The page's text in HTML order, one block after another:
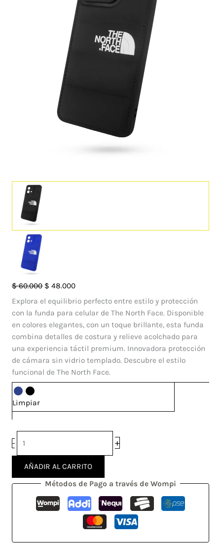
$60.000 El
precio
original
era:
$ 60.000.
$ 48.000El
precio
actual
$ 48.000.
Explora el equilibrio perfecto entre estilo y protección
con la funda para celular de The North Face. Disponible
en colores elegantes, con un toque brillante, esta funda
combina detalles de costura y relieve acolchado para
una experiencia táctil premium. Innovadora protección
de cámara sin vidrio templado. Descubre el estilo
funcional de The North Face.
Limpiar
-
Case
Pillow
TNF
Motorola
cantidad
+
AÑADIR AL CARRITO
Métodos de Pago a través de Wompi